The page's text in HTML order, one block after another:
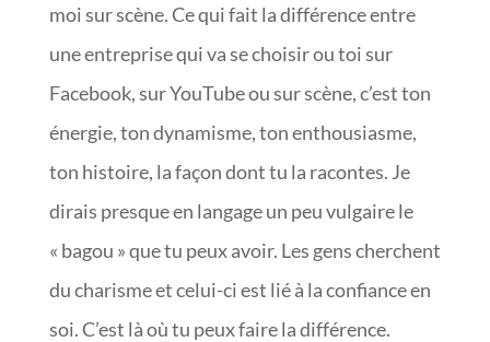
moi sur scène. Ce qui fait la différence entre
une entreprise qui va se choisir ou toi sur
Facebook, sur YouTube ou sur scène, c’est ton
énergie, ton dynamisme, ton enthousiasme,
ton histoire, la façon dont tu la racontes. Je
dirais presque en langage un peu vulgaire le
« bagou » que tu peux avoir. Les gens cherchent
du charisme et celui-ci est lié à la confiance en
soi. C’est là où tu peux faire la différence.